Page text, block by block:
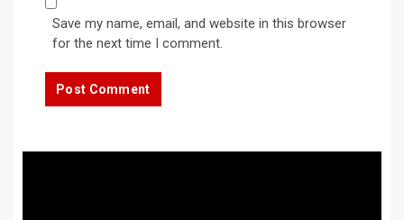
Save my name, email, and website in this browser
for the next time I comment.